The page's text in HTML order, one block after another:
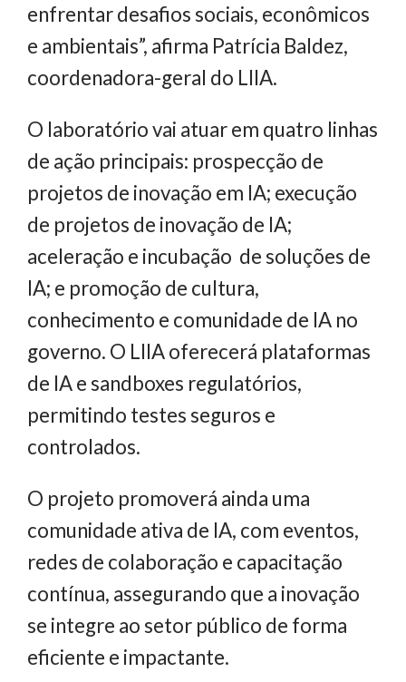
enfrentar desafios sociais, econômicos
e ambientais”, afirma Patrícia Baldez,
coordenadora-geral do LIIA.
O laboratório vai atuar em quatro linhas
de ação principais: prospecção de
projetos de inovação em IA; execução
de projetos de inovação de IA;
aceleração e incubação de soluções de
IA; e promoção de cultura,
conhecimento e comunidade de IA no
governo. O LIIA oferecerá plataformas
de IA e sandboxes regulatórios,
permitindo testes seguros e
controlados.
O projeto promoverá ainda uma
comunidade ativa de IA, com eventos,
redes de colaboração e capacitação
contínua, assegurando que a inovação
se integre ao setor público de forma
eficiente e impactante.